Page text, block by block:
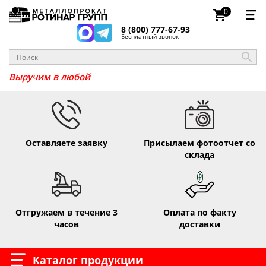
8 (800) 777-67-93
Бесплатный звонок
0
Выручим в
Оставляете заявку
Присылаем фотоотчет со
склада
Отгружаем в течение 3
часов
Оплата по факту
доставки
Каталог продукции